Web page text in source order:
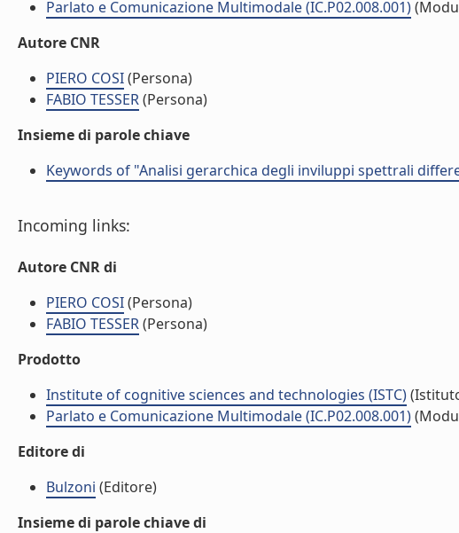
Parlato e Comunicazione Multimodale (IC.P02.008.001)
Autore CNR
PIERO COSI(Persona)
FABIO TESSER(Persona)
Insieme di parole chiave
Keywords of "Analisi gerarchica degli inviluppi spettrali
Incoming links:
Autore CNR di
PIERO COSI(Persona)
FABIO TESSER(Persona)
Prodotto
Institute of cognitive sciences and technologies (ISTC)
Parlato e Comunicazione Multimodale (IC.P02.008.001)
Editore di
Bulzoni (Editore)
Insieme di parole chiave di